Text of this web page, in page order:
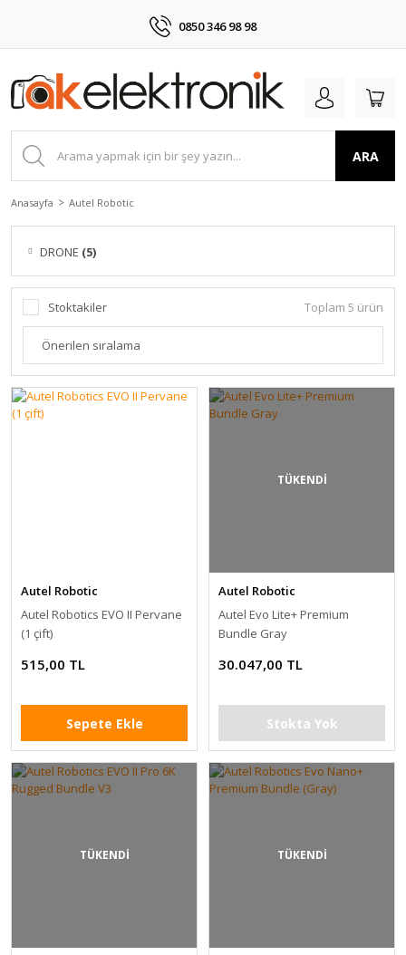
0850 346 98 98
ARA
Anasayfa Autel Robotic
DRONE (5)
Stoktakiler Toplam 5 ürün
Autel Robotic
Autel Robotics EVO II Pervane
(1 çift)
515,00 TL
Sepete Ekle
TÜKENDİ
Autel Robotic
Autel Evo Lite+ Premium
Bundle Gray
30.047,00 TL
Stokta Yok
TÜKENDİ TÜKENDİ